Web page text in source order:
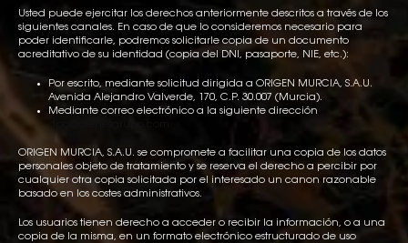
Usted puede ejercitar los derechos anteriormente descritos a través de los
siguientes canales. En caso de que lo consideremos necesario para
poder identificarle, podremos solicitarle copia de un documento
acreditativo de su identidad (copia del DNI, pasaporte, NIE, etc.):
Por escrito, mediante solicitud dirigida a ORIGEN MURCIA, S.A.U.
Avenida Alejandro Valverde, 170, C.P. 30.007 (Murcia).
Mediante correo electrónico a la siguiente dirección
ORIGEN MURCIA, S.A.U. se compromete a facilitar una copia de los datos
personales objeto de tratamiento y se reserva el derecho a percibir por
cualquier otra copia solicitada por el interesado un canon razonable
basado en los costes administrativos.
Los usuarios tienen derecho a acceder o recibir la información, o a una
copia de la misma, en un formato electrónico estructurado de uso